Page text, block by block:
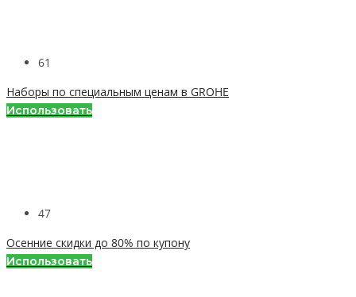
61
Наборы по специальным ценам в GROHE
Использовать
47
Осенние скидки до 80% по купону
Использовать